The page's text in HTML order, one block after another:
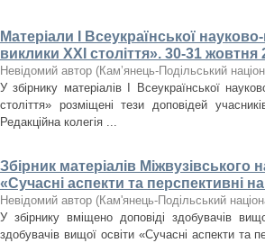
Матеріали І Всеукраїнської
виклики ХХІ століття». 30-31 жовтня
Невідомий автор (Кам’янець-Подільський
У збірнику матеріалів І Всеукраїнської
століття» розміщені тези доповідей
Редакційна колегія ...
Збірник матеріалів
«Сучасні аспекти та перспективні
Невідомий автор (Кам'янець-Подільський
У збірнику вміщено доповіді здобувачів
здобувачів вищої освіти «Сучасні аспекти та